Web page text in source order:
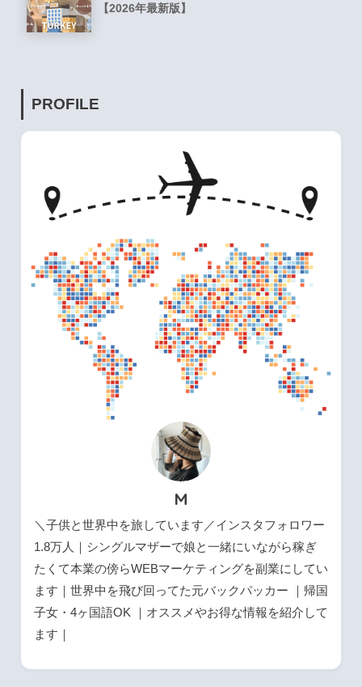
【2026年最新版】
PROFILE
M
＼子供と世界中を旅しています／インスタフォロワー
1.8万人｜シングルマザーで娘と一緒にいながら稼ぎ
たくて本業の傍らWEBマーケティングを副業にしてい
ます｜世界中を飛び回ってた元バックパッカー ｜帰国
子女・4ヶ国語OK ｜オススメやお得な情報を紹介して
ます｜